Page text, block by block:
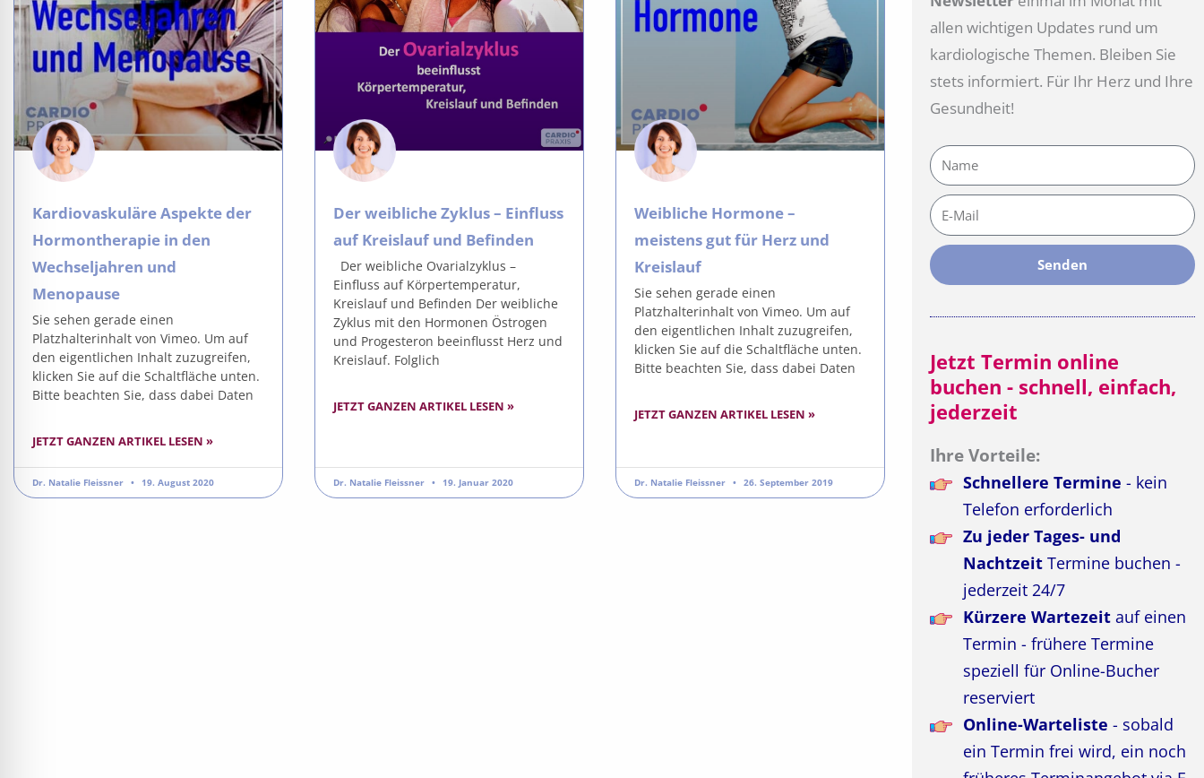
Kardiovaskuläre Aspekte der
Hormontherapie in den
Wechseljahren und
Menopause
Sie sehen gerade einen
Platzhalterinhalt von Vimeo. Um auf
den eigentlichen Inhalt zuzugreifen,
klicken Sie auf die Schaltfläche unten.
Bitte beachten Sie, dass dabei Daten
JETZT GANZEN ARTIKEL LESEN »
Dr. Natalie Fleissner 19. August 2020
Der weibliche Zyklus – Einfluss
auf Kreislauf und Befinden
Der weibliche Ovarialzyklus –
Einfluss auf Körpertemperatur,
Kreislauf und Befinden Der weibliche
Zyklus mit den Hormonen Östrogen
und Progesteron beeinflusst Herz und
Kreislauf. Folglich
JETZT GANZEN ARTIKEL LESEN »
Dr. Natalie Fleissner 19. Januar 2020
Weibliche Hormone –
meistens gut für Herz und
Kreislauf
Sie sehen gerade einen
Platzhalterinhalt von Vimeo. Um auf
den eigentlichen Inhalt zuzugreifen,
klicken Sie auf die Schaltfläche unten.
Bitte beachten Sie, dass dabei Daten
JETZT GANZEN ARTIKEL LESEN »
Dr. Natalie Fleissner 26. September 2019
allen wichtigen Updates rund um
kardiologische Themen. Bleiben Sie
stets informiert. Für Ihr Herz und Ihre
Gesundheit!
Name
E-
Mail
Senden
Jetzt Termin online
buchen - schnell, einfach,
jederzeit
Ihre Vorteile:
Schnellere Termine - kein
Telefon erforderlich
Zu jeder Tages- und
NachtzeitTermine buchen -
jederzeit 24/7
Kürzere Wartezeitauf einen
Termin - frühere Termine
speziell für Online-Bucher
reserviert
Online-Warteliste - sobald
ein Termin frei wird, ein noch